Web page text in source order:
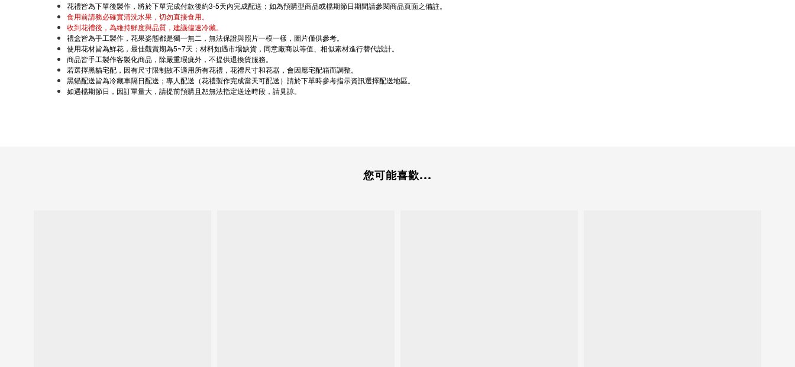
花禮皆為下單後製作，將於下單完成付款後約3-5天內完成配送；如為預購型商品或檔期節日期間請參閱商品頁面之備註。
食用前請務必確實清洗水果，切勿直接食用。
收到花禮後，為維持鮮度與品質，建議儘速冷藏。
禮盒皆為手工製作，花果姿態都是獨一無二，無法保證與照片一模一樣，圖片僅供參考。
使用花材皆為鮮花，最佳觀賞期為5~7天；材料如遇市場缺貨，同意廠商以等值、相似素材進行替代設計。
商品皆手工製作客製化商品，除嚴重瑕疵外，不提供退換貨服務。
若選擇黑貓宅配，因有尺寸限制故不適用所有花禮，花禮尺寸和花器，會因應宅配箱而調整。
黑貓配送皆為冷藏車隔日配送；專人配送（花禮製作完成當天可配送）請於下單時參考指示資訊選擇配送地區。
如遇檔期節日，因訂單量大，請提前預購且恕無法指定送達時段，請見諒。
您可能喜歡...